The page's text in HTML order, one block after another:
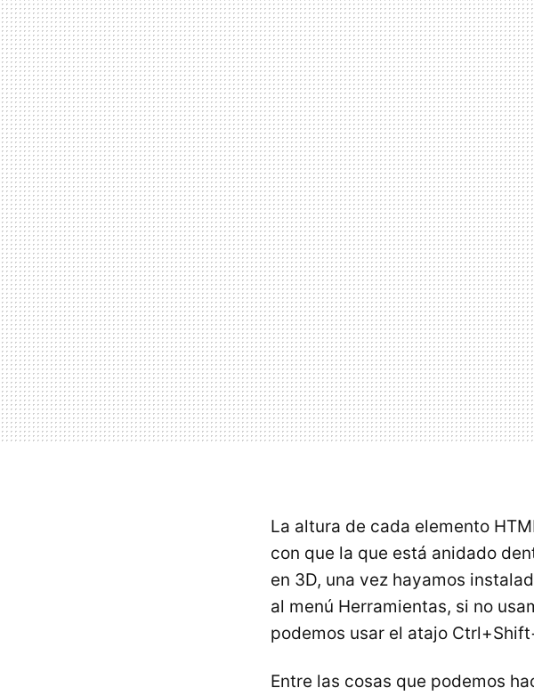
La altura de cada elemento
con que la que está anidado
en 3D, una vez hayamos
al menú Herramientas, si no
podemos usar el atajo
Entre las cosas que podemos